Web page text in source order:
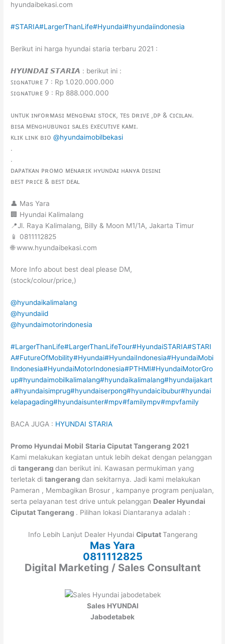
hyundaibekasi.com
#STARIA#LargerThanLife#Hyundai#hyundaiindonesia
Berikut ini harga hyundai staria terbaru 2021 :
𝙃𝙔𝙐𝙉𝘿𝘼𝙄 𝙎𝙏𝘼𝙍𝙄𝘼 : berikut ini :
ꜱɪɢɴᴀᴛᴜʀᴇ 7 : Rp 1.020.000.000
ꜱɪɢɴᴀᴛᴜʀᴇ 9 : Rp 888.000.000
ᴜɴᴛᴜᴋ ɪɴғᴏʀᴍᴀsɪ ᴍᴇɴɢᴇɴᴀɪ sᴛᴏᴄᴋ, ᴛᴇs ᴅʀɪᴠᴇ ,ᴅᴘ & ᴄɪᴄɪʟᴀɴ.
ʙɪsᴀ ᴍᴇɴɢʜᴜʙᴜɴɢɪ sᴀʟᴇs ᴇxᴇᴄᴜᴛɪᴠᴇ ᴋᴀᴍɪ.
ᴋʟɪᴋ ʟɪɴᴋ ʙɪᴏ@hyundaimobilbekasi
.
.
ᴅᴀᴘᴀᴛᴋᴀɴ ᴘʀᴏᴍᴏ ᴍᴇɴᴀʀɪᴋ ʜʏᴜɴᴅᴀɪ ʜᴀɴʏᴀ ᴅɪsɪɴɪ
ʙᴇꜱᴛ ᴘʀɪᴄᴇ & ʙᴇꜱᴛ ᴅᴇᴀʟ
👤 Mas Yara
🏢 Hyundai Kalimalang
📍Jl. Raya Kalimalang, Billy & Moon M1/1A, Jakarta Timur
📱 0811112825
🌐 www.hyundaibekasi.com
More Info about best deal please DM,
(stock/colour/price,)
@hyundaikalimalang
@hyundaiid
@hyundaimotorindonesia
#LargerThanLife#LargerThanLifeTour#HyundaiSTARIA#STARI
A#FutureOfMobility#Hyundai#HyundaiIndonesia#HyundaiMobi
lIndonesia#HyundaiMotorIndonesia#PTHMI#HyundaiMotorGro
up#hyundaimobilkalimalang#hyundaikalimalang#hyundaijakart
a#hyundaisimprug#hyundaiserpong#hyundaicibubur#hyundai
kelapagading#hyundaisunter#mpv#familympv#mpvfamily
BACA JUGA : HYUNDAI STARIA
Promo Hyundai Mobil StariaCiputatTangerang 2021
Kami melakukan kegiatan untuk lebih dekat dengan pelanggan
ditangerangdan berikut ini. Kawasan permukiman yang
terletak ditangerangdan sekitarnya. Jadi kami melakukan
Pameran , Membagikan Brosur , kampanye program penjualan,
serta pelayanan test drive untuk pelanggan Dealer Hyundai
CiputatTangerang . Pilihan lokasi Diantaranya adalah :
Info Lebih Lanjut Dealer Hyundai Ciputat Tangerang
Mas Yara
0811112825
Digital Marketing / Sales Consultant
Sales HYUNDAI
Jabodetabek